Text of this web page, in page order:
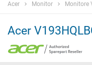
Acer Monitor Monitore
Acer